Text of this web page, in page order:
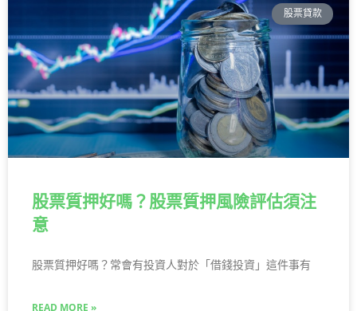
股票貸款
股票質押好嗎？股票質押風險評估須注
意
股票質押好嗎？常會有投資人對於「借錢投資」這件事有
READ MORE »